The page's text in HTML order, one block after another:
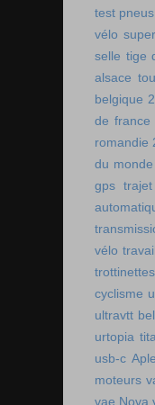
test
vélo
selle tige
alsace
belgique
de france
romandie
du
gps
vélo
cyclisme
ultravtt
urtopia
usb-c
moteurs
vae Nova